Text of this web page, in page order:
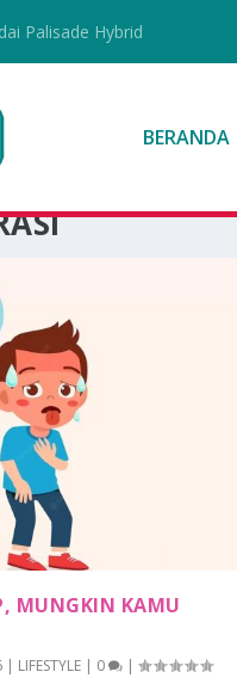
Palisade Hybrid
BERANDA
MUNGKIN KAMU
LIFESTYLE 0 |